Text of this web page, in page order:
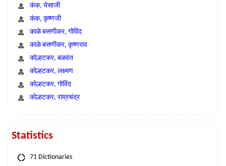
कंक, येसाजी
कंक, कृष्णजी
काळे बसणीकर, गोविंद
काळे बसणीकर, कृष्णराव
कोल्हटकर, बळवंत
कोल्हटकर, लक्ष्मण
कोल्हटकर, गोविंद
कोल्हटकर, राम्रचंद्र
Statistics
71 Dictionaries